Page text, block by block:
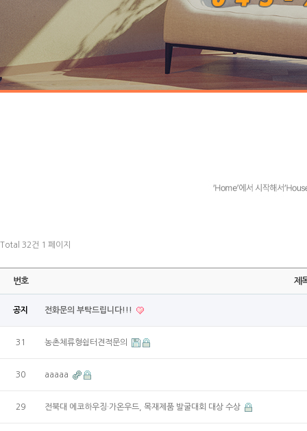
Total 32건 1 페이지
번호 제
공지 전화문의 부탁드립니다!!!
31 농촌체류형쉼터견적문의
30 aaaaa
29 전북대 에코하우징·가온우드, 목재제품 발굴대회 대상 수상